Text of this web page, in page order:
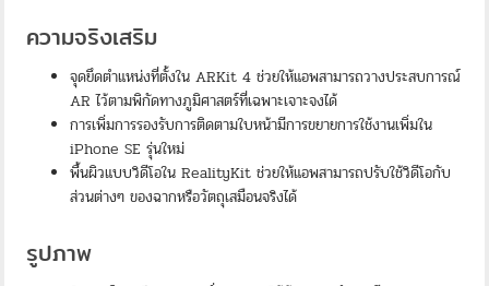
ความจริงเสริม
จุดยึดตำแหน่งที่ตั้งใน ARKit 4 ช่วยให้แอพสามารถวางประสบการณ์
AR ไว้ตามพิกัดทางภูมิศาสตร์ที่เฉพาะเจาะจงได้
การเพิ่มการรองรับการติดตามใบหน้ามีการขยายการใช้งานเพิ่มใน
iPhone SE รุ่นใหม่
พื้นผิวแบบวิดีโอใน RealityKit ช่วยให้แอพสามารถปรับใช้วิดีโอกับ
ส่วนต่างๆ ของฉากหรือวัตถุเสมือนจริงได้
รูปภาพ